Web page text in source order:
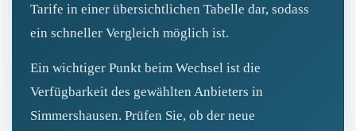
Tarife in einer übersichtlichen Tabelle dar, sodass
ein schneller Vergleich möglich ist.
Ein wichtiger Punkt beim Wechsel ist die
Verfügbarkeit des gewählten Anbieters in
Simmershausen. Prüfen Sie, ob der neue